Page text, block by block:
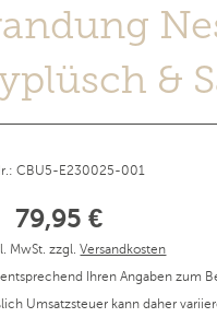
&
CBU5-E230025-001
79,95 €
MwSt. zzgl.Versandkosten
Ihren Angaben zum
Umsatzsteuer kann daher